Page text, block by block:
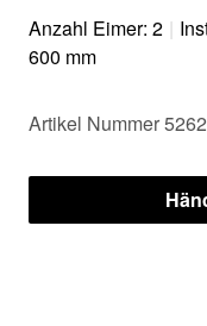
und glatter
Anzahl Eimer: 2 |
600 mm
Artikel Nummer